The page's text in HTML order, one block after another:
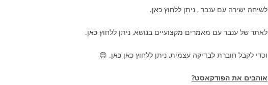
לשיחה ישירה עם ענבר , ניתן ללחוץ כאן.
לאתר של ענבר עם מאמרים מקצועיים בנושא, ניתן ללחוץ כאן.
וכדי לקבל חוברת לבדיקה עצמית, ניתן ללחוץ כאן כאן. 😊
אוהבים את הפודקאסט?